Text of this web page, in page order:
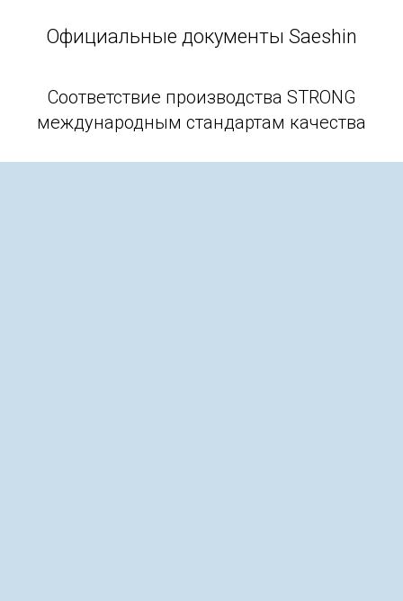
Официальные документы Saeshin
Соответствие производства STRONG
международным стандартам качества